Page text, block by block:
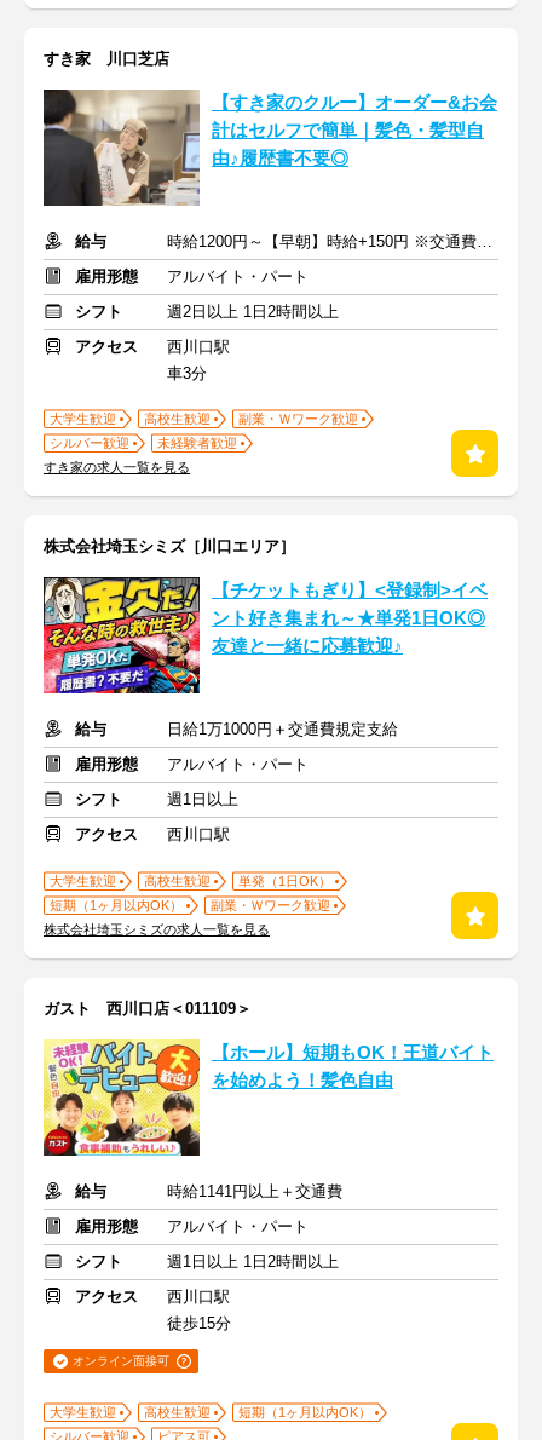
すき家 川口芝店
【すき家のクルー】オーダー&お会
計はセルフで簡単｜髪色・髪型自
由♪履歴書不要◎
給与
時給1200円～【早朝】時給+150円 ※交通費支給
雇用形態
アルバイト・パート
シフト
週2日以上 1日2時間以上
アクセス
西川口駅
車3分
大学生歓迎 高校生歓迎
副業・Ｗワーク歓迎
シルバー歓迎
未経験者歓迎
すき家の求人一覧を見る
株式会社埼玉シミズ［川口エリア］
【チケットもぎり】<登録制>イベ
ント好き集まれ～★単発1日OK◎
友達と一緒に応募歓迎♪
給与
日給1万1000円＋交通費規定支給
雇用形態
アルバイト・パート
シフト
週1日以上
アクセス
西川口駅
大学生歓迎 高校生歓迎
単発（1日OK）
短期（1ヶ月以内OK）
副業・Ｗワーク歓迎
株式会社埼玉シミズの求人一覧を見る
ガスト 西川口店＜011109＞
【ホール】短期もOK！王道バイト
を始めよう！髪色自由
給与
時給1141円以上＋交通費
雇用形態
アルバイト・パート
シフト
週1日以上 1日2時間以上
アクセス
西川口駅
徒歩15分
オンライン面接可
大学生歓迎 高校生歓迎
短期（1ヶ月以内OK）
シルバー歓迎
ピアス可